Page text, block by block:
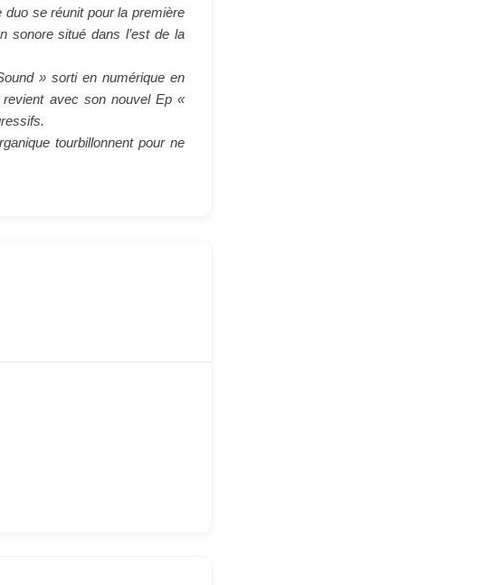
se réunit pour la première
sonore situé dans l’est de la
» sorti en numérique en
avec son nouvel Ep «
tourbillonnent pour ne